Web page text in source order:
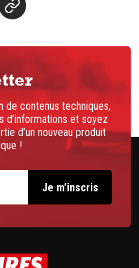
de contenus techniques,
et soyez
d’un nouveau produit
!